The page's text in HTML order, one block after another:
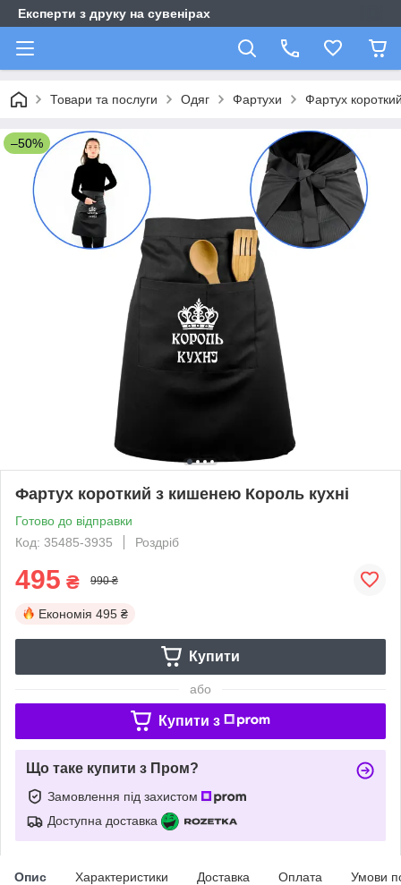
Експерти з друку на сувенірах
Товари та послуги Одяг Фартухи Фартух
–50%
Фартух короткий з кишенею Король кухні
Готово до відправки
Код: 35485-3935
Роздріб
495 ₴ 990 ₴
Економія 495 ₴
Купити
або
Купити з
Що таке купити з Пром?
Замовлення під захистом
Доступна доставка
Опис Характеристики Доставка Оплата Умови